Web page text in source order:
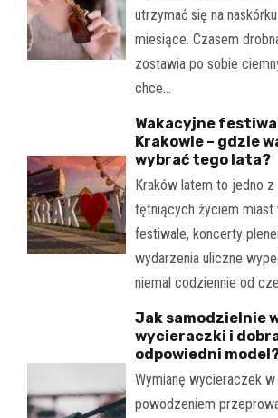
utrzymać się na
miesiące. Czasem
zostawia po sobie
chce…
Wakacyjne
Krakowie – gdzie
wybrać tego lata?
Kraków latem to jedno z
tętniących życiem
festiwale, koncerty
wydarzenia uliczne
niemal codziennie od
Jak samodzielnie
wycieraczki i
odpowiedni
Wymianę wycieraczek
powodzeniem